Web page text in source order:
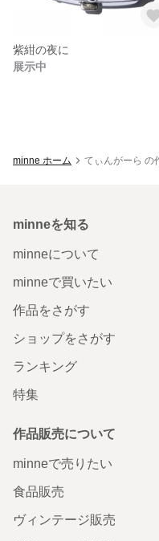
紫紺の夜に
展示中
minne ホーム てぃんがーら の
minneを知る
minneについて
minneで買いたい
作品をさがす
ショップをさがす
ランキング
特集
作品販売について
minneで売りたい
食品販売
ヴィンテージ販売